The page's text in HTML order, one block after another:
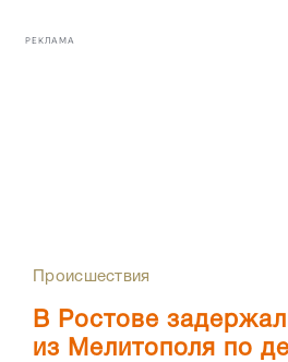
РЕКЛАМА
Происшествия
В Ростове
из Мелитополя по